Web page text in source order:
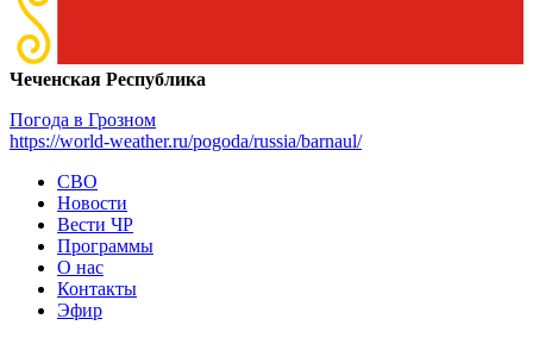
Чеченская Республика
Погода в Грозном
https://world-weather.ru/pogoda/russia/barnaul/
СВО
Новости
Вести ЧР
Программы
О нас
Контакты
Эфир